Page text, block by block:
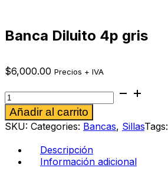
Banca Diluito 4p gris
$6,000.00 Precios + IVA
Banca
Diluito
4p
gris
cantidad
Añadir al carrito
SKU: Categories: Bancas, SillasTags:
Descripción
Información adicional